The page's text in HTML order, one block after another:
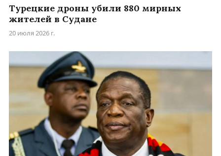
Турецкие дроны убили 880 мирных
жителей в Судане
20 июля 2026 г.